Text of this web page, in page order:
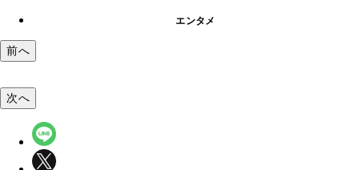
エンタメ
前へ
次へ